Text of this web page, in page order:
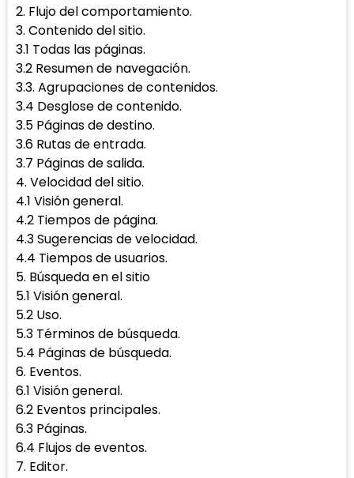
2. Flujo del comportamiento.
3. Contenido del sitio.
3.1 Todas las páginas.
3.2 Resumen de navegación.
3.3. Agrupaciones de contenidos.
3.4 Desglose de contenido.
3.5 Páginas de destino.
3.6 Rutas de entrada.
3.7 Páginas de salida.
4. Velocidad del sitio.
4.1 Visión general.
4.2 Tiempos de página.
4.3 Sugerencias de velocidad.
4.4 Tiempos de usuarios.
5. Búsqueda en el sitio
5.1 Visión general.
5.2 Uso.
5.3 Términos de búsqueda.
5.4 Páginas de búsqueda.
6. Eventos.
6.1 Visión general.
6.2 Eventos principales.
6.3 Páginas.
6.4 Flujos de eventos.
7. Editor.